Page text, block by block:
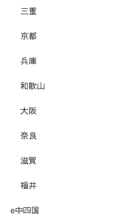
三重
京都
兵庫
和歌山
大阪
奈良
滋賀
福井
e中四国